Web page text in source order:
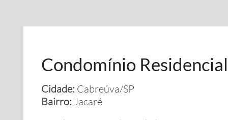
Condomínio
Cidade: Cabreúva/SP
Bairro: Jacaré